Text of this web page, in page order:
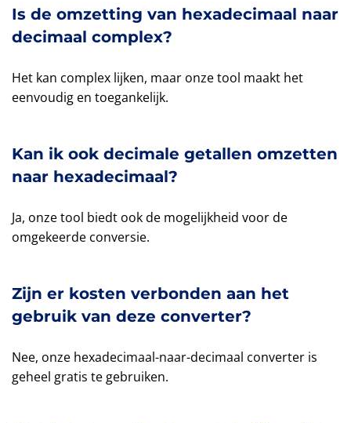
Is de omzetting van hexadecimaal naar
decimaal complex?
Het kan complex lijken, maar onze tool maakt het
eenvoudig en toegankelijk.
Kan ik ook decimale getallen omzetten
naar hexadecimaal?
Ja, onze tool biedt ook de mogelijkheid voor de
omgekeerde conversie.
Zijn er kosten verbonden aan het
gebruik van deze converter?
Nee, onze hexadecimaal-naar-decimaal converter is
geheel gratis te gebruiken.